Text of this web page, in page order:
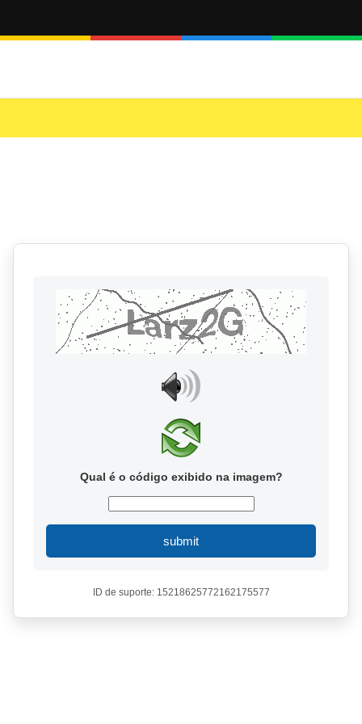
Qual é o código exibido na imagem?
submit
ID de suporte: 15218625772162175577